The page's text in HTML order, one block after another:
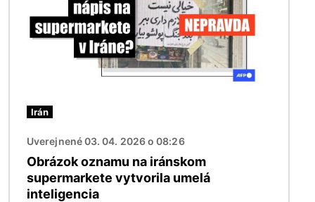
Irán
Uverejnené 03. 04. 2026 o 08:26
Obrázok oznamu na iránskom
supermarkete vytvorila umelá
inteligencia